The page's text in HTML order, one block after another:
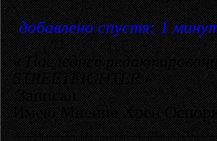
добавлено спустя: 1
«Последнее
STREETFIGHTER»
Записан
Имею Мнение Хрен